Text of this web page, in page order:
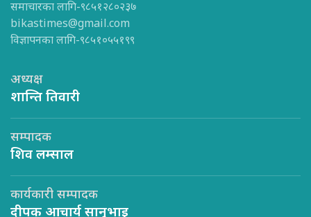
समाचारका लागि-९८५१२८०२३७
bikastimes@gmail.com
विज्ञापनका लागि-९८५१०५५१९९
अध्यक्ष
शान्ति तिवारी
सम्पादक
शिव लम्साल
कार्यकारी सम्पादक
दीपक आचार्य सानुभाइ